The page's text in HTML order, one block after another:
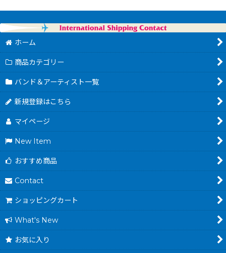
ホーム
商品カテゴリー
バンド＆アーティスト一覧
新規登録はこちら
マイページ
New Item
おすすめ商品
Contact
ショッピングカート
What's New
お気に入り